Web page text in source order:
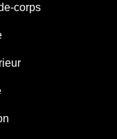
corps